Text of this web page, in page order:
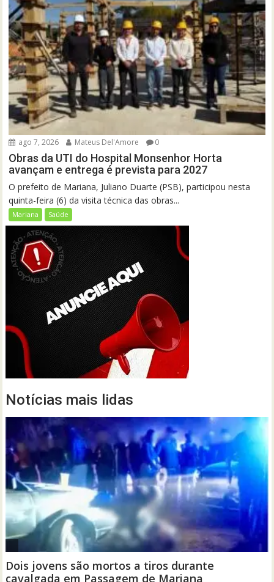
ago 7, 2026 Mateus Del'Amore 0
Obras da UTI do Hospital Monsenhor Horta
avançam e entrega é prevista para 2027
O prefeito de Mariana, Juliano Duarte (PSB), participou nesta
quinta-feira (6) da visita técnica das obras...
Mariana Saúde
Notícias mais lidas